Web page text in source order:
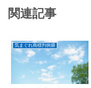
関連記事
気まぐれ商標判例膳